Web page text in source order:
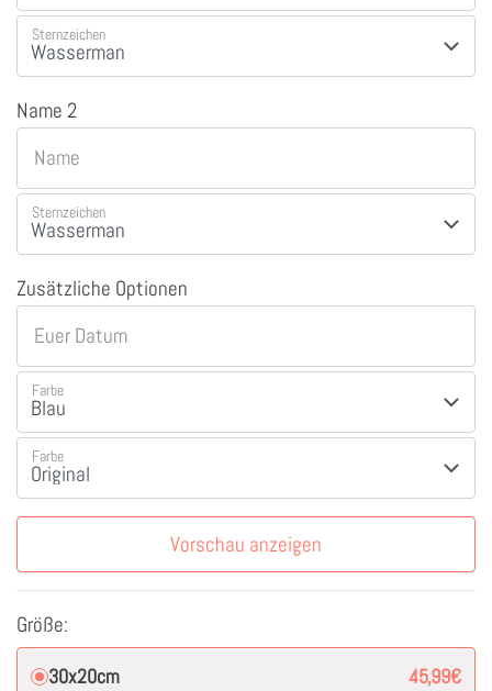
Sternzeichen
Name 2
Name
Sternzeichen
Zusätzliche Optionen
Euer Datum
Farbe
Farbe
Vorschau anzeigen
Größe:
30x20cm 45,99€